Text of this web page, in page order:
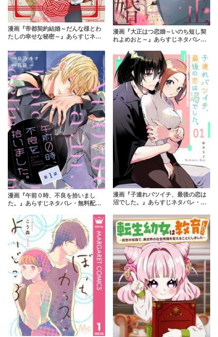
漫画『帝都契約結婚～だんな様とわ
たしの幸せな秘密～』あらすじネタ
むのはやめよう
漫画『大正はつ恋婚～いのち短し契
れよめおと～』あらすじネタバレ・
やめよう
漫画『午前０時、不良を拾いまし
た。』あらすじネタバレ・無料配信
漫画『子連れバツイチ、最後の恋は
沼でした。』あらすじネタバレ・無
めよう